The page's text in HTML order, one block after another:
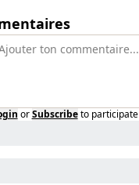
or Subscribe to participate